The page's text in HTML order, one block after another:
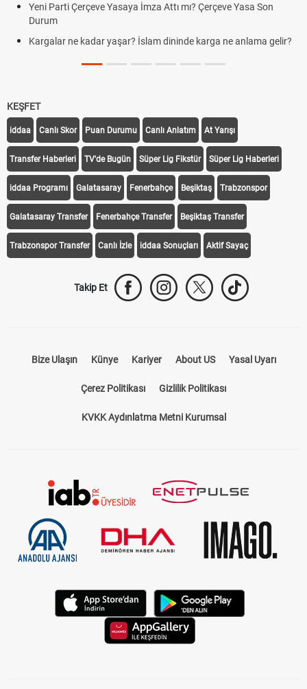
Yeni Parti Çerçeve Yasaya İmza Attı mı? Çerçeve Yasa Son
Durum
Kargalar ne kadar yaşar? İslam dininde karga ne anlama gelir?
KEŞFET
iddaa Canlı Skor Puan Durumu Canlı Anlatım At Yarışı
Transfer Haberleri TV'de Bugün Süper Lig Fikstür Süper Lig Haberleri
iddaa Programı Galatasaray Fenerbahçe Beşiktaş Trabzonspor
Galatasaray Transfer Fenerbahçe Transfer Beşiktaş Transfer
Trabzonspor Transfer Canlı İzle iddaa Sonuçları Aktif Sayaç
Takip Et
Bize Ulaşın Künye Kariyer About US Yasal Uyarı
Çerez Politikası Gizlilik Politikası
KVKK Aydınlatma Metni Kurumsal